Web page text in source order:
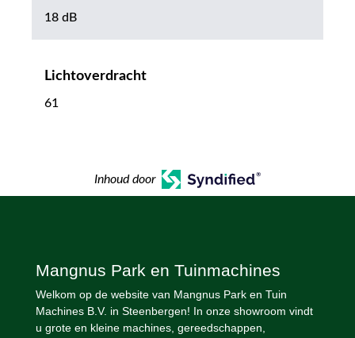
18 dB
Lichtoverdracht
61
Inhoud door
Mangnus Park en Tuinmachines
Welkom op de website van Mangnus Park en Tuin
Machines B.V. in Steenbergen! In onze showroom vindt
u grote en kleine machines, gereedschappen,